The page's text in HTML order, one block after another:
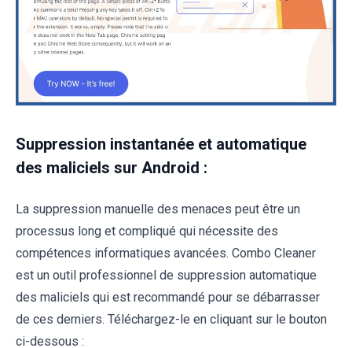
Suppression instantanée et automatique
des maliciels sur Android :
La suppression manuelle des menaces peut être un
processus long et compliqué qui nécessite des
compétences informatiques avancées. Combo Cleaner
est un outil professionnel de suppression automatique
des maliciels qui est recommandé pour se débarrasser
de ces derniers. Téléchargez-le en cliquant sur le bouton
ci-dessous :